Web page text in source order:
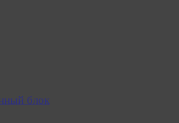
блок